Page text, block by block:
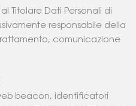
Titolare Dati Personali di
responsabile della
comunicazione
beacon, identificatori